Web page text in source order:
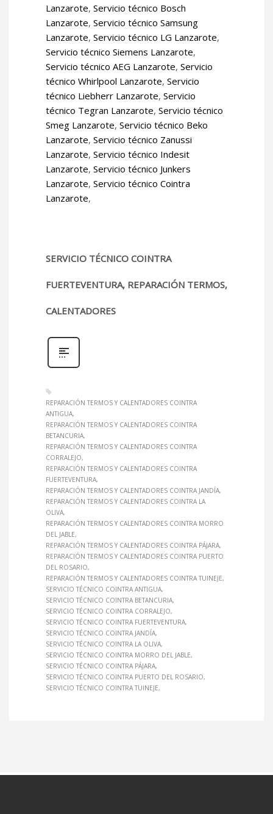
Lanzarote, Servicio técnico Bosch
Lanzarote, Servicio técnico Samsung
Lanzarote, Servicio técnico LG Lanzarote,
Servicio técnico Siemens Lanzarote,
Servicio técnico AEG Lanzarote, Servicio
técnico Whirlpool Lanzarote, Servicio
técnico Liebherr Lanzarote, Servicio
técnico Tegran Lanzarote, Servicio técnico
Smeg Lanzarote, Servicio técnico Beko
Lanzarote, Servicio técnico Zanussi
Lanzarote, Servicio técnico Indesit
Lanzarote, Servicio técnico Junkers
Lanzarote, Servicio técnico Cointra
Lanzarote,
SERVICIO TÉCNICO COINTRA
FUERTEVENTURA, REPARACIÓN TERMOS,
CALENTADORES
REPARACIÓN TERMOS Y CALENTADORES COINTRA
ANTIGUA
REPARACIÓN TERMOS Y CALENTADORES COINTRA
BETANCURIA
REPARACIÓN TERMOS Y CALENTADORES COINTRA
CORRALEJO
REPARACIÓN TERMOS Y CALENTADORES COINTRA
FUERTEVENTURA
REPARACIÓN TERMOS Y CALENTADORES COINTRA JANDÍA
REPARACIÓN TERMOS Y CALENTADORES COINTRA LA
OLIVA
REPARACIÓN TERMOS Y CALENTADORES COINTRA MORRO
DEL JABLE
REPARACIÓN TERMOS Y CALENTADORES COINTRA PÁJARA
REPARACIÓN TERMOS Y CALENTADORES COINTRA PUERTO
DEL ROSARIO
REPARACIÓN TERMOS Y CALENTADORES COINTRA TUINEJE
SERVICIO TÉCNICO COINTRA ANTIGUA
SERVICIO TÉCNICO COINTRA BETANCURIA
SERVICIO TÉCNICO COINTRA CORRALEJO
SERVICIO TÉCNICO COINTRA FUERTEVENTURA
SERVICIO TÉCNICO COINTRA JANDÍA
SERVICIO TÉCNICO COINTRA LA OLIVA
SERVICIO TÉCNICO COINTRA MORRO DEL JABLE
SERVICIO TÉCNICO COINTRA PÁJARA
SERVICIO TÉCNICO COINTRA PUERTO DEL ROSARIO
SERVICIO TÉCNICO COINTRA TUINEJE